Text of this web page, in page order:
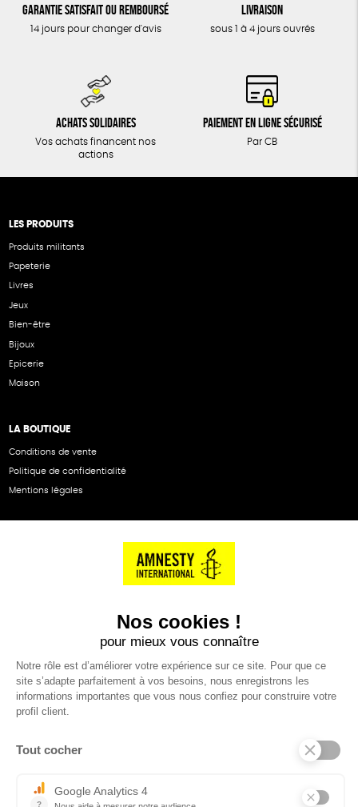
Garantie satisfait ou remboursé
14 jours pour changer d'avis
Livraison
sous 1 à 4 jours ouvrés
Achats solidaires
Vos achats financent nos
actions
Paiement en ligne sécurisé
Par CB
LES PRODUITS
Produits militants
Papeterie
Livres
Jeux
Bien-être
Bijoux
Epicerie
Maison
LA BOUTIQUE
Conditions de vente
Politique de confidentialité
Mentions légales
Nous contacter
Renvoyer des articles